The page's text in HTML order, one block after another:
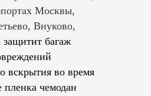
Москвы,
Внуково,
защитит багаж
вскрытия во время
пленка чемодан